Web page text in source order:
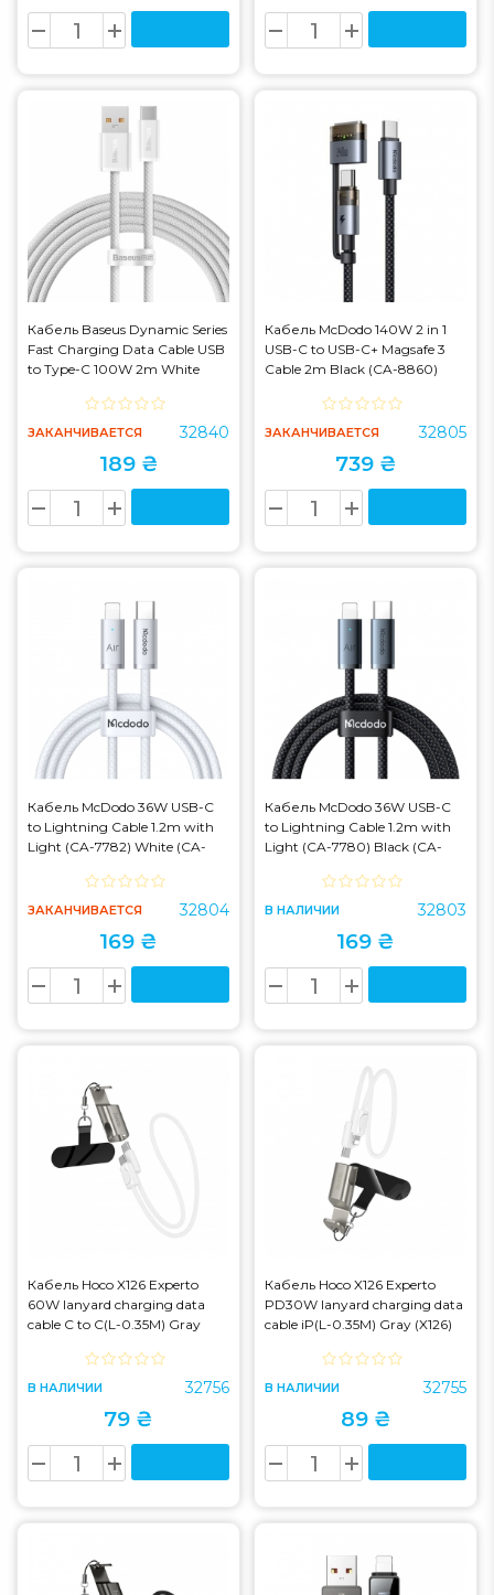
Кабель Baseus Dynamic Series
Fast Charging Data Cable USB
to Type-C 100W 2m White
ЗАКАНЧИВАЕТСЯ 32840
189 ₴
Кабель McDodo 140W 2 in 1
USB-C to USB-C+ Magsafe 3
Cable 2m Black (CA-8860)
ЗАКАНЧИВАЕТСЯ 32805
739 ₴
Кабель McDodo 36W USB-C
to Lightning Cable 1.2m with
Light (CA-7782) White (CA-
ЗАКАНЧИВАЕТСЯ 32804
169 ₴
Кабель McDodo 36W USB-C
to Lightning Cable 1.2m with
Light (CA-7780) Black (CA-
В НАЛИЧИИ 32803
169 ₴
Кабель Hoco X126 Experto
60W lanyard charging data
cable C to C(L-0.35M) Gray
В НАЛИЧИИ 32756
79 ₴
Кабель Hoco X126 Experto
PD30W lanyard charging data
cable iP(L-0.35M) Gray (X126)
В НАЛИЧИИ 32755
89 ₴